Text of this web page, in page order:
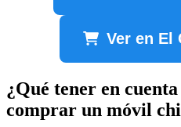
Ver en El
¿Qué tener en
comprar un móvil